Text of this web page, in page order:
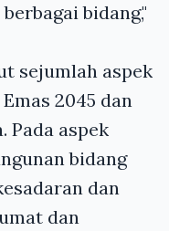
bidang,"
sejumlah aspek
2045 dan
Pada aspek
bidang
dan
dan